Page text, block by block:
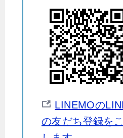
LINEMOの
の友だち登録を